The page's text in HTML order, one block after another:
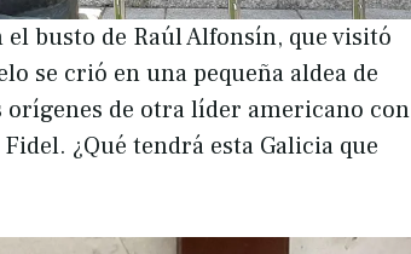
busto de Raúl Alfonsín, que visitó
se crió en una pequeña aldea de
orígenes de otra líder americano con
¿Qué tendrá esta Galicia que